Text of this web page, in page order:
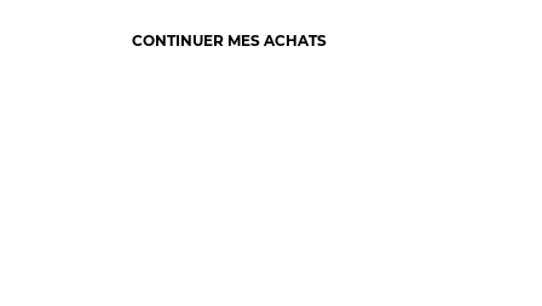
CONTINUER MES ACHATS